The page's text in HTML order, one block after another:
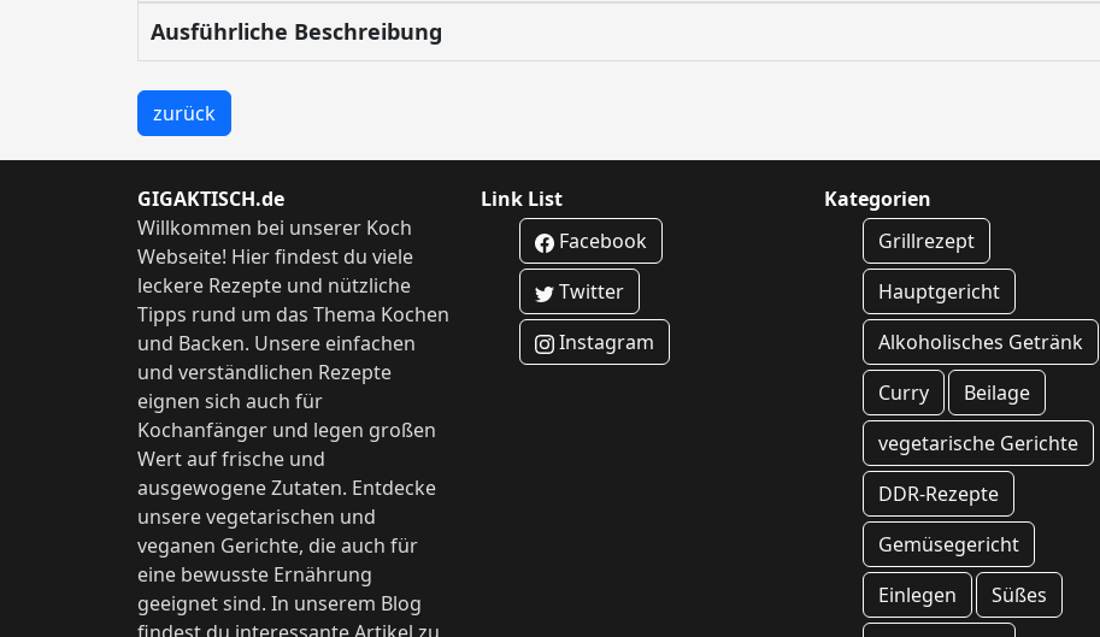
Ausführliche Beschreibung
zurück
GIGAKTISCH.de
Willkommen bei unserer Koch
Webseite! Hier findest du viele
leckere Rezepte und nützliche
Tipps rund um das Thema Kochen
und Backen. Unsere einfachen
und verständlichen Rezepte
eignen sich auch für
Kochanfänger und legen großen
Wert auf frische und
ausgewogene Zutaten. Entdecke
unsere vegetarischen und
veganen Gerichte, die auch für
eine bewusste Ernährung
geeignet sind. In unserem Blog
Link List
Facebook
Twitter
Instagram
Kategorien
Grillrezept
Hauptgericht
Alkoholisches Getränk
Curry
Beilage
vegetarische Gerichte
DDR-Rezepte
Gemüsegericht
Einlegen
Süßes